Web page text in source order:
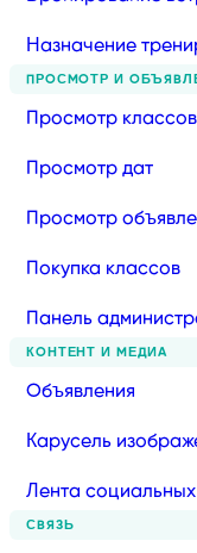
Назначение
ПРОСМОТР И
Просмотр классов
Просмотр дат
Просмотр
Покупка классов
Панель
КОНТЕНТ И МЕДИА
Объявления
Карусель
Лента социальных
СВЯЗЬ